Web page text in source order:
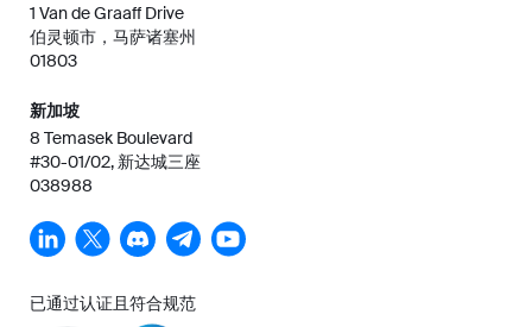
1 Van de Graaff Drive
伯灵顿市，马萨诸塞州
01803
新加坡
8 Temasek Boulevard
#30-01/02, 新达城三座
038988
已通过认证且符合规范